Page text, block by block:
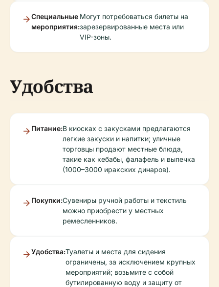
Специальные
мероприятия:
Могут потребоваться билеты на
зарезервированные места или
VIP-зоны.
Удобства
Питание:В киосках с закусками предлагаются
легкие закуски и напитки; уличные
торговцы продают местные блюда,
такие как кебабы, фалафель и выпечка
(1000–3000 иракских динаров).
Покупки:Сувениры ручной работы и текстиль
можно приобрести у местных
ремесленников.
Удобства:Туалеты и места для сидения
ограничены, за исключением крупных
мероприятий; возьмите с собой
бутилированную воду и защиту от